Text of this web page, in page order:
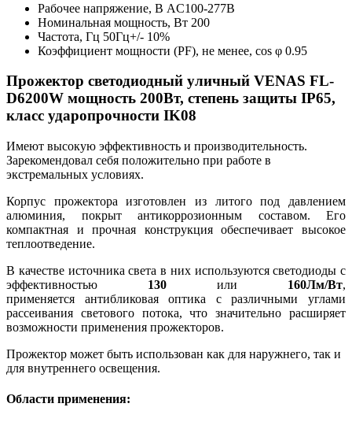
Рабочее напряжение, В AC100-277В
Номинальная мощность, Вт 200
Частота, Гц 50Гц+/- 10%
Коэффициент мощности (PF), не менее, cos φ 0.95
Прожектор светодиодный уличный VENAS FL-
D6200W мощность 200Вт, степень защиты IP65,
класс ударопрочности IK08
Имеют высокую эффективность и производительность.
Зарекомендовал себя положительно при работе в
экстремальных условиях.
Корпус прожектора изготовлен из литого под давлением
алюминия, покрыт антикоррозионным составом. Его
компактная и прочная конструкция обеспечивает высокое
теплоотведение.
В качестве источника света в них используются светодиоды с
эффективностью 130 или 160Лм/Вт,
применяется
антибликовая оптика с различными углами
рассеивания светового потока, что значительно расширяет
возможности применения прожекторов.
Прожектор может быть использован как для наружнего, так и
для внутреннего освещения.
Области применения: